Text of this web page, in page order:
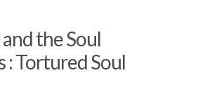
the Soul
: Tortured Soul